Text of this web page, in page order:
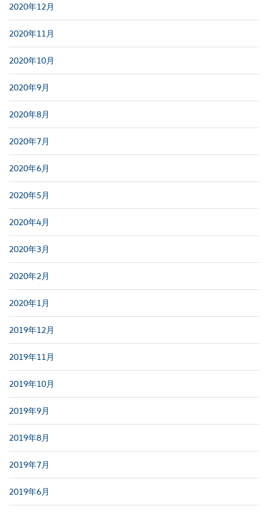
2020年12月
2020年11月
2020年10月
2020年9月
2020年8月
2020年7月
2020年6月
2020年5月
2020年4月
2020年3月
2020年2月
2020年1月
2019年12月
2019年11月
2019年10月
2019年9月
2019年8月
2019年7月
2019年6月